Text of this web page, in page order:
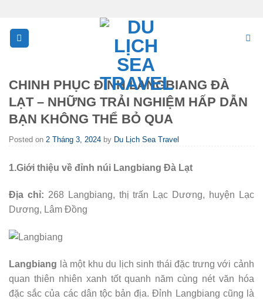
content
CHINH PHỤC ĐỈNH LANGBIANG ĐÀ
LẠT – NHỮNG TRẢI NGHIỆM HẤP DẪN
BẠN KHÔNG THỂ BỎ QUA
Posted on 2 Tháng 3, 2024 by Du Lịch Sea Travel
1.Giới thiệu về đỉnh núi Langbiang Đà Lạt
Địa chỉ: 268 Langbiang, thị trấn Lạc Dương, huyện Lạc
Dương, Lâm Đồng
Langbiang là một khu du lịch sinh thái đặc trưng với cảnh
quan thiên nhiên xanh tốt quanh năm cùng nét văn hóa
đặc sắc của các dân tộc bản địa. Đỉnh Langbiang cũng là